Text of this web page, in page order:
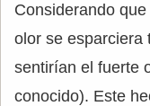
Considerando
olor se esparciera
sentirían el fuerte
conocido). Este